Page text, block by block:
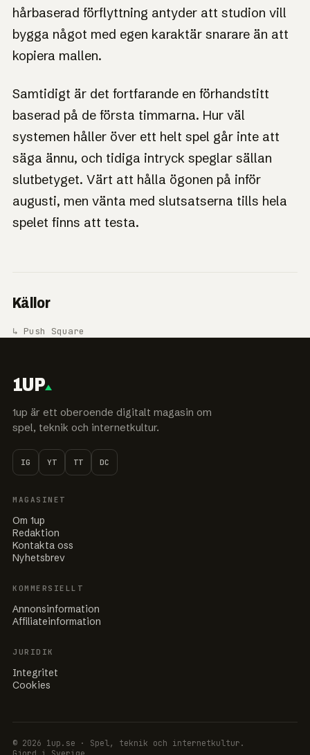
hårbaserad förflyttning antyder att studion vill
bygga något med egen karaktär snarare än att
kopiera mallen.
Samtidigt är det fortfarande en förhandstitt
baserad på de första timmarna. Hur väl
systemen håller över ett helt spel går inte att
säga ännu, och tidiga intryck speglar sällan
slutbetyget. Värt att hålla ögonen på inför
augusti, men vänta med slutsatserna tills hela
spelet finns att testa.
Källor
↳ Push Square
1UP
1up är ett oberoende digitalt magasin om
spel, teknik och internetkultur.
IG YT TT DC
MAGASINET
Om 1up
Redaktion
Kontakta oss
Nyhetsbrev
KOMMERSIELLT
Annonsinformation
Affiliateinformation
JURIDIK
Integritet
Cookies
© 2026 1up.se · Spel, teknik och internetkultur.